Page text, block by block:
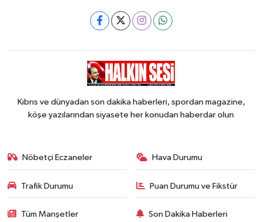
Kıbrıs ve dünyadan son dakika haberleri, spordan magazine,
köşe yazılarından siyasete her konudan haberdar olun
Nöbetçi Eczaneler Hava Durumu
Trafik Durumu Puan Durumu ve Fikstür
Tüm Manşetler Son Dakika Haberleri